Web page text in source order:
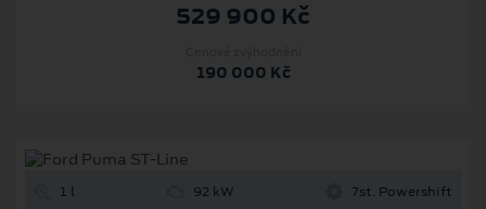
529 900 Kč
190 000 Kč
1 l 92 kW 7st. Powershift